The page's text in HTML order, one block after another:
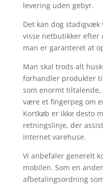
levering uden gebyr.
Det kan dog
visse netbutikker efter
man er garanteret at
Man skal trods alt
forhandler produkter
som enormt
være et fingerpeg om
Kortkøb er ikke desto
retningslinje, der
internet varehuse.
Vi anbefaler generelt
mobilen. Som en
afbetalingsordning